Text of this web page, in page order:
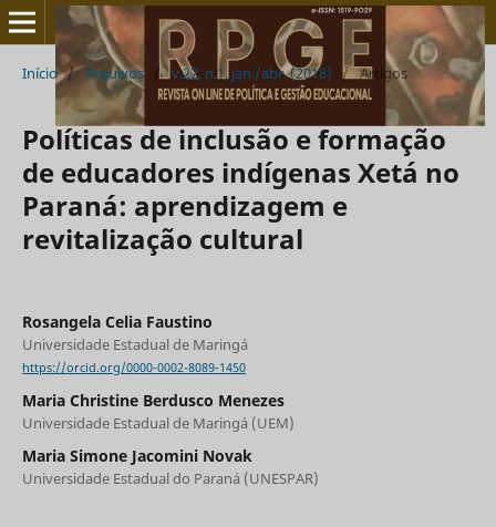
Início / Arquivos / v.22, n.1, jan./abr. (2018) / Artigos
Políticas de inclusão e formação
de educadores indígenas Xetá no
Paraná: aprendizagem e
revitalização cultural
Rosangela Celia Faustino
Universidade Estadual de Maringá
https://orcid.org/0000-0002-8089-1450
Maria Christine Berdusco Menezes
Universidade Estadual de Maringá (UEM)
Maria Simone Jacomini Novak
Universidade Estadual do Paraná (UNESPAR)